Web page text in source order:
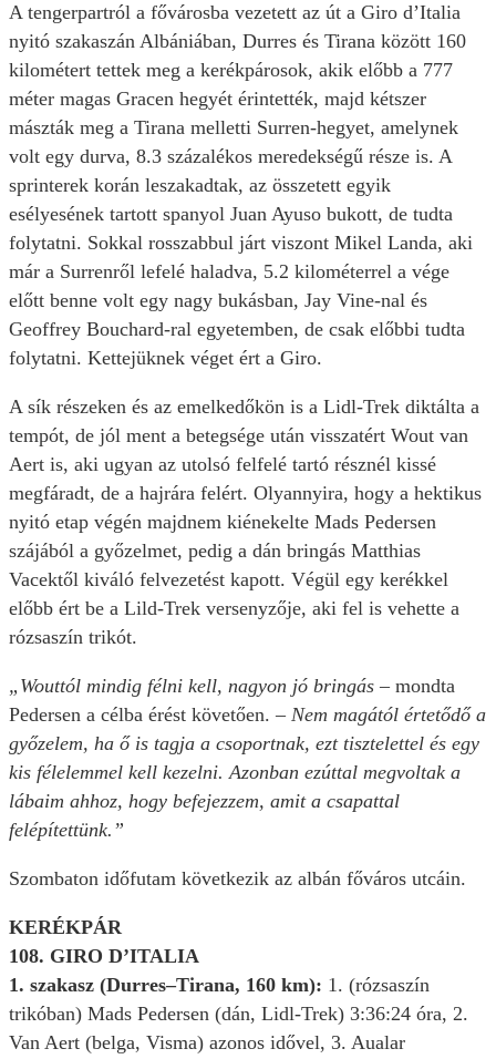
A tengerpartról a fővárosba vezetett az út a Giro d’Italia
nyitó szakaszán Albániában, Durres és Tirana között 160
kilométert tettek meg a kerékpárosok, akik előbb a 777
méter magas Gracen hegyét érintették, majd kétszer
mászták meg a Tirana melletti Surren-hegyet, amelynek
volt egy durva, 8.3 százalékos meredekségű része is. A
sprinterek korán leszakadtak, az összetett egyik
esélyesének tartott spanyol Juan Ayuso bukott, de tudta
folytatni. Sokkal rosszabbul járt viszont Mikel Landa, aki
már a Surrenről lefelé haladva, 5.2 kilométerrel a vége
előtt benne volt egy nagy bukásban, Jay Vine-nal és
Geoffrey Bouchard-ral egyetemben, de csak előbbi tudta
folytatni. Kettejüknek véget ért a Giro.
A sík részeken és az emelkedőkön is a Lidl-Trek diktálta a
tempót, de jól ment a betegsége után visszatért Wout van
Aert is, aki ugyan az utolsó felfelé tartó résznél kissé
megfáradt, de a hajrára felért. Olyannyira, hogy a hektikus
nyitó etap végén majdnem kiénekelte Mads Pedersen
szájából a győzelmet, pedig a dán bringás Matthias
Vacektől kiváló felvezetést kapott. Végül egy kerékkel
előbb ért be a Lild-Trek versenyzője, aki fel is vehette a
rózsaszín trikót.
„Wouttól mindig félni kell, nagyon jó bringás – mondta
Pedersen a célba érést követően. – Nem magától értetődő a
győzelem, ha ő is tagja a csoportnak, ezt tisztelettel és egy
kis félelemmel kell kezelni. Azonban ezúttal megvoltak a
lábaim ahhoz, hogy befejezzem, amit a csapattal
felépítettünk.”
Szombaton időfutam következik az albán főváros utcáin.
KERÉKPÁR
108. GIRO D’ITALIA
1. szakasz (Durres–Tirana, 160 km): 1. (rózsaszín
trikóban) Mads Pedersen (dán, Lidl-Trek) 3:36:24 óra, 2.
Van Aert (belga, Visma) azonos idővel, 3. Aualar